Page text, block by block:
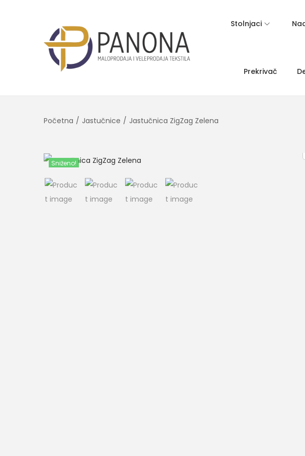
Stolnjaci
Prekrivač
Početna / Jastučnice / Jastučnica ZigZag Zelena
Sniženo!